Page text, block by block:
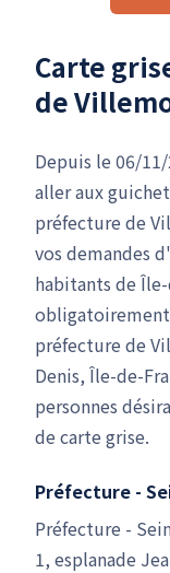
Carte
de
Depuis le 06/
aller aux
préfecture de
vos demandes
habitants de
obligatoirement
préfecture de
Denis, Île-de-
personnes
de carte grise.
Préfecture -
Préfecture -
1, esplanade